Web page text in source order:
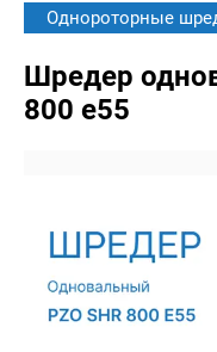
Однороторные
Шредер
800 e55